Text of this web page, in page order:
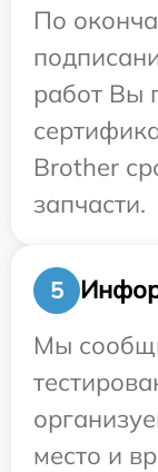
По
работ Вы
Brother
запчасти.
5
Мы
место и